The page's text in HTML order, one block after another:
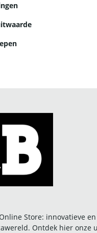
Store: innovatieve
Ontdek hier onze